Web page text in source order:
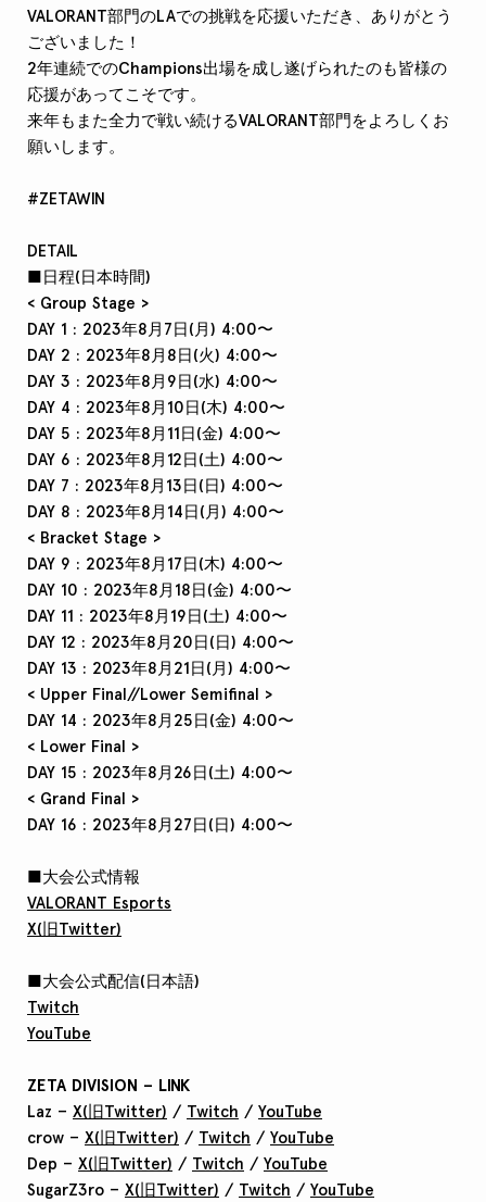
VALORANT部門のLAでの挑戦を応援いただき、ありがとう
ございました！
2年連続でのChampions出場を成し遂げられたのも皆様の
応援があってこそです。
来年もまた全力で戦い続けるVALORANT部門をよろしくお
願いします。
#ZETAWIN
DETAIL
■日程(日本時間)
< Group Stage >
DAY 1 : 2023年8月7日(月) 4:00〜
DAY 2 : 2023年8月8日(火) 4:00〜
DAY 3 : 2023年8月9日(水) 4:00〜
DAY 4 : 2023年8月10日(木) 4:00〜
DAY 5 : 2023年8月11日(金) 4:00〜
DAY 6 : 2023年8月12日(土) 4:00〜
DAY 7 : 2023年8月13日(日) 4:00〜
DAY 8 : 2023年8月14日(月) 4:00〜
< Bracket Stage >
DAY 9 : 2023年8月17日(木) 4:00〜
DAY 10 : 2023年8月18日(金) 4:00〜
DAY 11 : 2023年8月19日(土) 4:00〜
DAY 12 : 2023年8月20日(日) 4:00〜
DAY 13 : 2023年8月21日(月) 4:00〜
< Upper Final//Lower Semifinal >
DAY 14 : 2023年8月25日(金) 4:00〜
< Lower Final >
DAY 15 : 2023年8月26日(土) 4:00〜
< Grand Final >
DAY 16 : 2023年8月27日(日) 4:00〜
■大会公式情報
VALORANT Esports
X(旧Twitter)
■大会公式配信(日本語)
Twitch
YouTube
ZETA DIVISION – LINK
Laz – X(旧Twitter) / Twitch / YouTube
crow – X(旧Twitter) / Twitch / YouTube
Dep – X(旧Twitter) / Twitch / YouTube
SugarZ3ro – X(旧Twitter) / Twitch / YouTube